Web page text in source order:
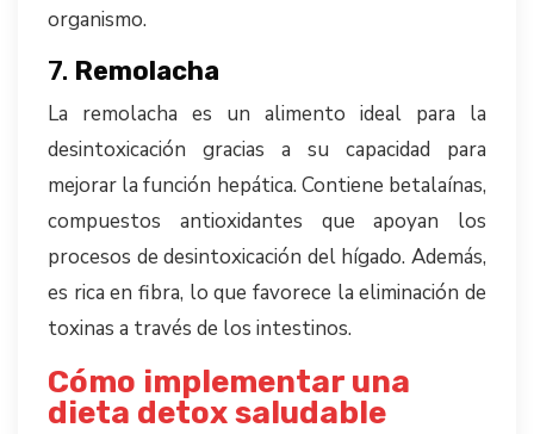
organismo.
7. Remolacha
La remolacha es un alimento ideal para la
desintoxicación gracias a su capacidad para
mejorar la función hepática. Contiene betalaínas,
compuestos antioxidantes que apoyan los
procesos de desintoxicación del hígado. Además,
es rica en fibra, lo que favorece la eliminación de
toxinas a través de los intestinos.
Cómo implementar una
dieta detox saludable